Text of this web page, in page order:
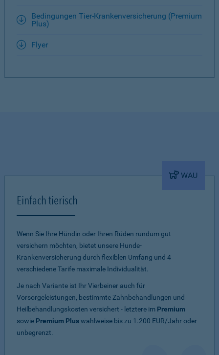
Bedingungen Tier-Krankenversicherung (Premium
Plus)
Flyer
WAU
Einfach tierisch
Wenn Sie Ihre Hündin oder Ihren Rüden rundum gut
versichern möchten, bietet unsere Hunde-
Krankenversicherung durch flexiblen Umfang und 4
verschiedene Tarife maximale Individualität.
Je nach Variante ist Ihr Vierbeiner auch für
Vorsorgeleistungen, bestimmte Zahnbehandlungen und
Heilbehandlungskosten versichert - letztere im Premium
sowie Premium Pluswahlweise bis zu 1.200 EUR/Jahr oder
unbegrenzt.